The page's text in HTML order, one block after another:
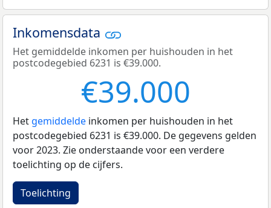
Inkomensdata
Het gemiddelde inkomen per huishouden in het
postcodegebied 6231 is €39.000.
€39.000
Het gemiddelde inkomen per huishouden in het
postcodegebied 6231 is €39.000. De gegevens gelden
voor 2023. Zie onderstaande voor een verdere
toelichting op de cijfers.
Toelichting